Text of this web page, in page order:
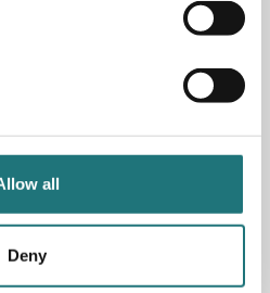
all
Deny
vecka 26 - 33
för helgdag här